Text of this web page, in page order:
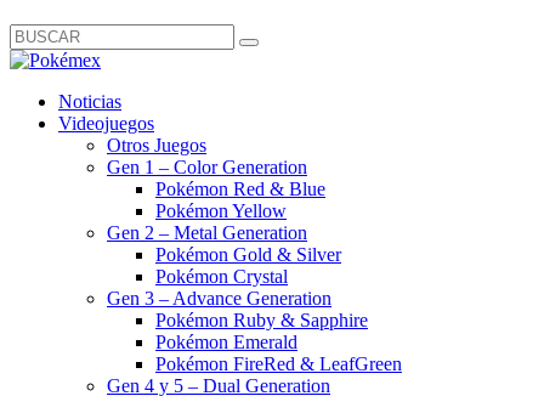
Noticias
Videojuegos
Otros Juegos
Gen 1 – Color Generation
Pokémon Red & Blue
Pokémon Yellow
Gen 2 – Metal Generation
Pokémon Gold & Silver
Pokémon Crystal
Gen 3 – Advance Generation
Pokémon Ruby & Sapphire
Pokémon Emerald
Pokémon FireRed & LeafGreen
Gen 4 y 5 – Dual Generation